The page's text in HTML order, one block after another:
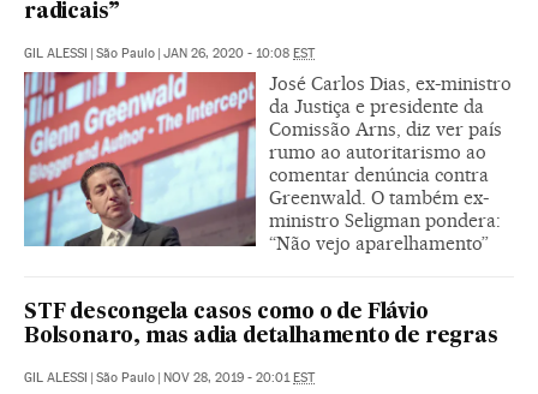
radicais”
GIL ALESSI | São Paulo | JAN 26, 2020 - 10:08 EST
José Carlos Dias, ex-ministro
da Justiça e presidente da
Comissão Arns, diz ver país
rumo ao autoritarismo ao
comentar denúncia contra
Greenwald. O também ex-
ministro Seligman pondera:
“Não vejo aparelhamento”
STF descongela casos como o de Flávio
Bolsonaro, mas adia detalhamento de regras
GIL ALESSI | São Paulo | NOV 28, 2019 - 20:01EST